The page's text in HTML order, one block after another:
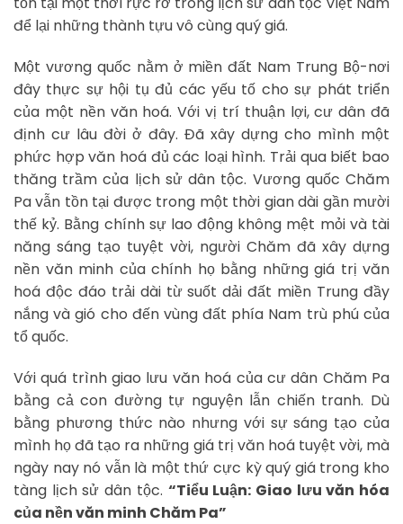
để lại những thành tựu vô cùng quý giá.
Một vương quốc nằm ở miền đất Nam Trung Bộ-nơi
đây thực sự hội tụ đủ các yếu tố cho sự phát triển
của một nền văn hoá. Với vị trí thuận lợi, cư dân đã
định cư lâu đời ở đây. Đã xây dựng cho mình một
phức hợp văn hoá đủ các loại hình. Trải qua biết bao
thăng trầm của lịch sử dân tộc. Vương quốc Chăm
Pa vẫn tồn tại được trong một thời gian dài gần mười
thế kỷ. Bằng chính sự lao động không mệt mỏi và tài
năng sáng tạo tuyệt vời, người Chăm đã xây dựng
nền văn minh của chính họ bằng những giá trị văn
hoá độc đáo trải dài từ suốt dải đất miền Trung đầy
nắng và gió cho đến vùng đất phía Nam trù phú của
tổ quốc.
Với quá trình giao lưu văn hoá của cư dân Chăm Pa
bằng cả con đường tự nguyện lẫn chiến tranh. Dù
bằng phương thức nào nhưng với sự sáng tạo của
mình họ đã tạo ra những giá trị văn hoá tuyệt vời, mà
ngày nay nó vẫn là một thứ cực kỳ quý giá trong kho
tàng lịch sử dân tộc. “Tiểu Luận: Giao lưu văn hóa
của nền văn minh Chăm Pa”